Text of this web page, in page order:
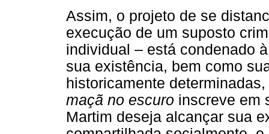
Assim, o projeto de se
execução de um suposto
individual – está condenado
sua existência, bem como
historicamente
maçã no escuro inscreve em
Martim deseja alcançar sua